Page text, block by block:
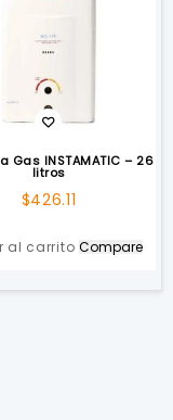
Gas INSTAMATIC – 26
litros
$426.11
al carrito Compare